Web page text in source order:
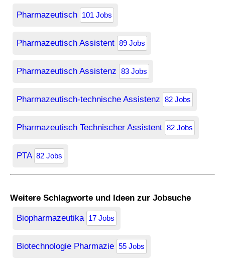
Pharmazeutisch 101 Jobs
Pharmazeutisch Assistent 89 Jobs
Pharmazeutisch Assistenz 83 Jobs
Pharmazeutisch-technische Assistenz 82 Jobs
Pharmazeutisch Technischer Assistent 82 Jobs
PTA 82 Jobs
Weitere Schlagworte und Ideen zur Jobsuche
Biopharmazeutika 17 Jobs
Biotechnologie Pharmazie 55 Jobs